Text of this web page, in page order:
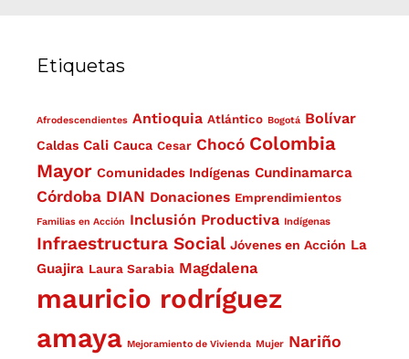
Etiquetas
Afrodescendientes Antioquia Atlántico Bogotá Bolívar
Caldas Cali Cauca Cesar Chocó Colombia
Mayor Comunidades Indígenas Cundinamarca
Córdoba DIAN Donaciones Emprendimientos
Familias en Acción Inclusión Productiva Indígenas
Infraestructura Social Jóvenes en Acción La
Guajira Laura Sarabia Magdalena
mauricio rodríguez
amaya Mejoramiento de Vivienda Mujer Nariño